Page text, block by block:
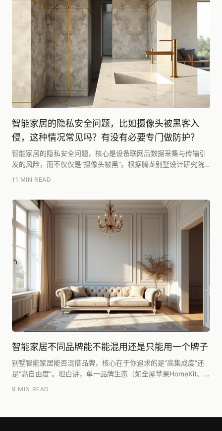
智能家居的隐私安全问题，比如摄像头被黑客入
侵，这种情况常见吗？有没有必要专门做防护？
智能家居的隐私安全问题，核心是设备联网后数据采集与传输引
发的风险，而不仅仅是“摄像头被黑”。根据腾龙别墅设计研究院
11 MIN READ
智能家居不同品牌能不能混用还是只能用一个牌子
别墅智能家居能否混搭品牌，核心在于你追求的是“高集成度”还
是“高自由度”。坦白讲，单一品牌生态（如全屋苹果HomeKit、
9 MIN READ